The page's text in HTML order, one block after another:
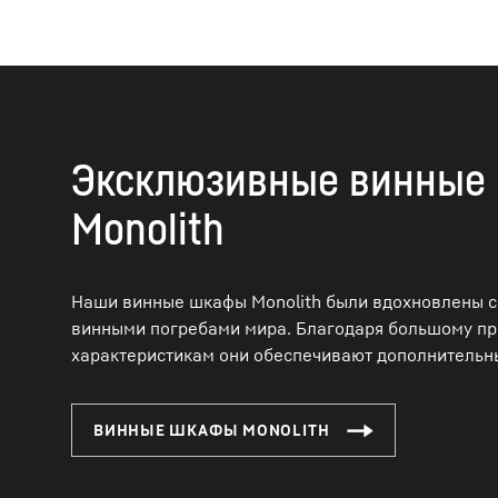
Эксклюзивные
Monolith
Наши винные шкафы Monolith были вдохновлены
винными погребами мира. Благодаря большому
характеристикам они обеспечивают